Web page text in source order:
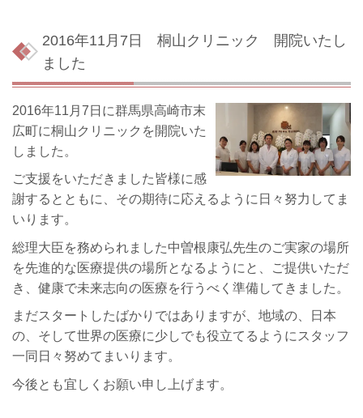
2016年11月7日 桐山クリニック 開院いたし
ました
2016年11月7日に群馬県高崎市末
広町に桐山クリニックを開院いた
しました。
ご支援をいただきました皆様に感
謝するとともに、その期待に応えるように日々努力してま
いります。
総理大臣を務められました中曽根康弘先生のご実家の場所
を先進的な医療提供の場所となるようにと、ご提供いただ
き、健康で未来志向の医療を行うべく準備してきました。
まだスタートしたばかりではありますが、地域の、日本
の、そして世界の医療に少しでも役立てるようにスタッフ
一同日々努めてまいります。
今後とも宜しくお願い申し上げます。